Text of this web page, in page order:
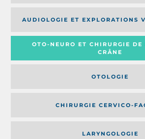
AUDIOLOGIE ET EXPLORATIONS
OTO-NEURO ET CHIRURGIE DE
CRÂNE
OTOLOGIE
CHIRURGIE CERVICO-
LARYNGOLOGIE